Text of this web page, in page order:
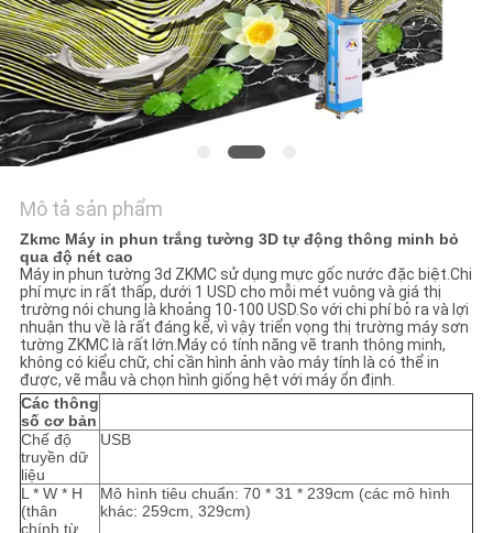
CÁC
TRƯỜNG
HỢP
YÊU
CẦU
BÁO
GIÁ
SƠ
ĐỒ
TRANG
WEB
Mô tả sản phẩm
Zkmc Máy in phun trắng tường 3D tự động thông minh bỏ
qua độ nét cao
Máy in phun tường 3d ZKMC sử dụng mực gốc nước đặc biệt.Chi
phí mực in rất thấp, dưới 1 USD cho mỗi mét vuông và giá thị
trường nói chung là khoảng 10-100 USD.So với chi phí bỏ ra và lợi
nhuận thu về là rất đáng kể, vì vậy triển vọng thị trường máy sơn
tường ZKMC là rất lớn.Máy có tính năng vẽ tranh thông minh,
không có kiểu chữ, chỉ cần hình ảnh vào máy tính là có thể in
được, vẽ mẫu và chọn hình giống hệt với máy ổn định.
Các thông
số cơ bản
Chế độ
truyền dữ
liệu
USB
L * W * H
(thân
chính từ
Mô hình tiêu chuẩn: 70 * 31 * 239cm (các mô hình
khác: 259cm, 329cm)